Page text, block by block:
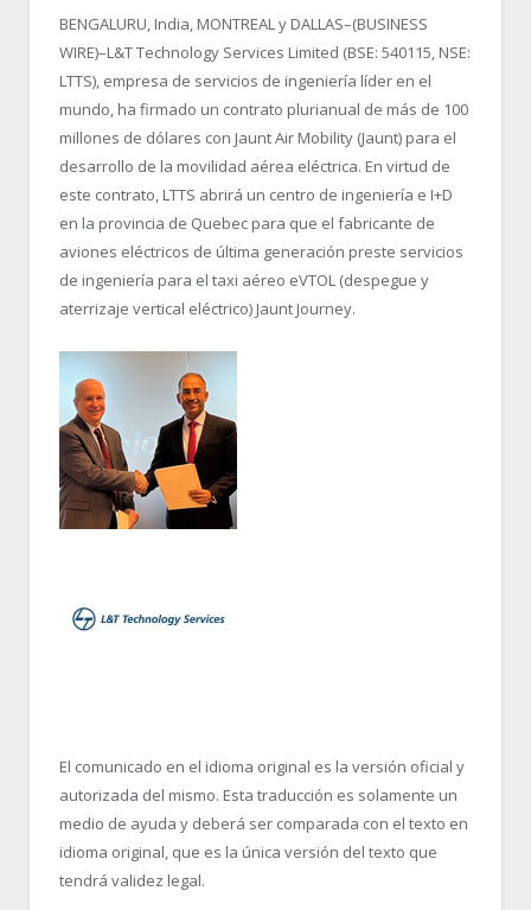
BENGALURU, India, MONTREAL y DALLAS–(BUSINESS
WIRE)–L&T Technology Services Limited (BSE: 540115, NSE:
LTTS), empresa de servicios de ingeniería líder en el
mundo, ha firmado un contrato plurianual de más de 100
millones de dólares con Jaunt Air Mobility (Jaunt) para el
desarrollo de la movilidad aérea eléctrica. En virtud de
este contrato, LTTS abrirá un centro de ingeniería e I+D
en la provincia de Quebec para que el fabricante de
aviones eléctricos de última generación preste servicios
de ingeniería para el taxi aéreo eVTOL (despegue y
aterrizaje vertical eléctrico) Jaunt Journey.
El comunicado en el idioma original es la versión oficial y
autorizada del mismo. Esta traducción es solamente un
medio de ayuda y deberá ser comparada con el texto en
idioma original, que es la única versión del texto que
tendrá validez legal.